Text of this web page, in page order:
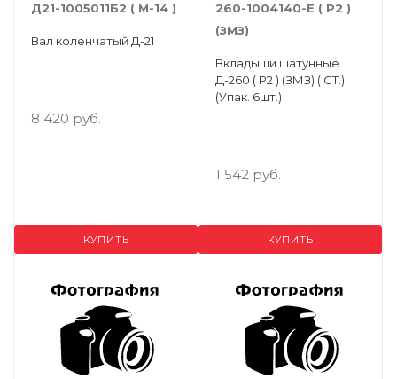
Д21-1005011Б2 ( М-14 )
Вал коленчатый Д-21
8 420 руб.
КУПИТЬ
260-1004140-Е ( Р2 )
(ЗМЗ)
Вкладыши шатунные
Д-260 ( Р2 ) (ЗМЗ) ( СТ.)
(Упак. 6шт.)
1 542 руб.
КУПИТЬ